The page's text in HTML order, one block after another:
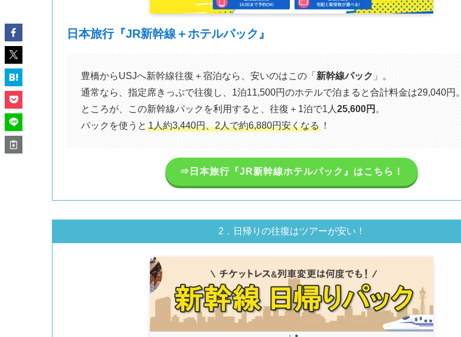
日本旅行『JR新幹線＋ホテルパック』
豊橋からUSJへ新幹線往復＋宿泊なら、安いのはこの「 新幹線パック 」。
通常なら、指定席きっぷで往復し、1泊11,500円のホテルで泊まると合計料金は29,040円。
ところが、この新幹線パックを利用すると、往復＋1泊で1人 25,600円 。
パックを使うと 1人約3,440円、2人で約6,880円安くなる ！
⇒日本旅行『JR新幹線ホテルパック』はこちら！
2．日帰りの往復はツアーが安い！